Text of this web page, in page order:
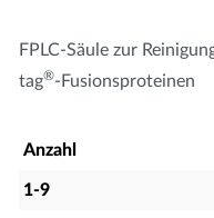
FPLC-Säule zur
tag®-Fusionsproteinen
Anzahl
1-9